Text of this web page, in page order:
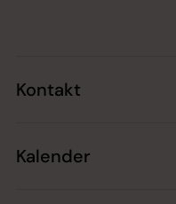
Kontakt
Kalender